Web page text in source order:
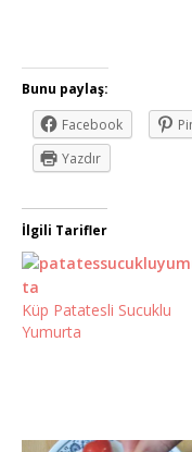
Bunu paylaş:
Facebook
Yazdır
İlgili Tarifler
Küp Patatesli Sucuklu
Yumurta